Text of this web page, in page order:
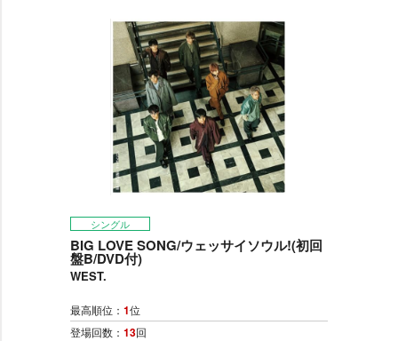
シングル
BIG LOVE SONG/ウェッサイソウル!(初回
盤B/DVD付)
WEST.
最高順位： 1位
登場回数： 13回